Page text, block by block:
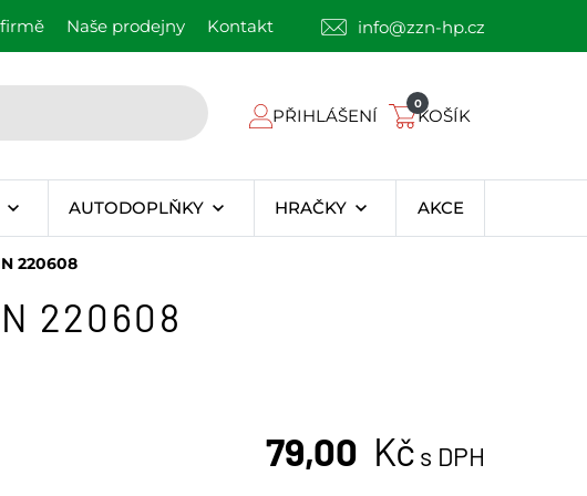
Naše prodejny Kontakt info@zzn-hp.cz
PŘIHLÁŠENÍ
0
KOŠÍK
AUTODOPLŇKY HRAČKY AKCE
220608
220608
79,00 Kč s DPH